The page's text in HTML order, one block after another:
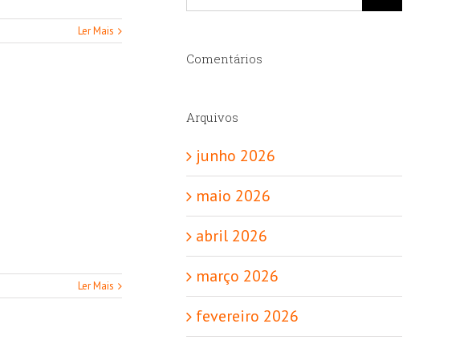
Ler Mais
Ler Mais
Comentários
Arquivos
junho 2026
maio 2026
abril 2026
março 2026
fevereiro 2026